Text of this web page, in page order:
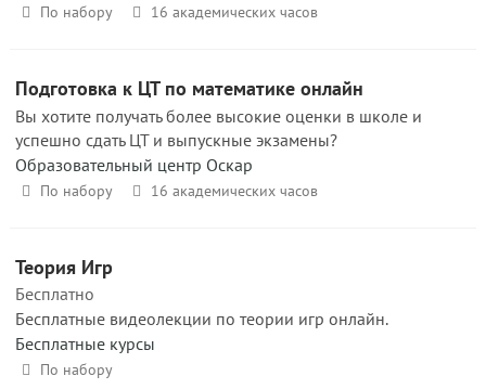
По набору 16 академических часов
Подготовка к ЦТ по математике онлайн
Вы хотите получать более высокие оценки в школе и
успешно сдать ЦТ и выпускные экзамены?
Образовательный центр Оскар
По набору 16 академических часов
Теория Игр
Бесплатно
Бесплатные видеолекции по теории игр онлайн.
Бесплатные курсы
По набору